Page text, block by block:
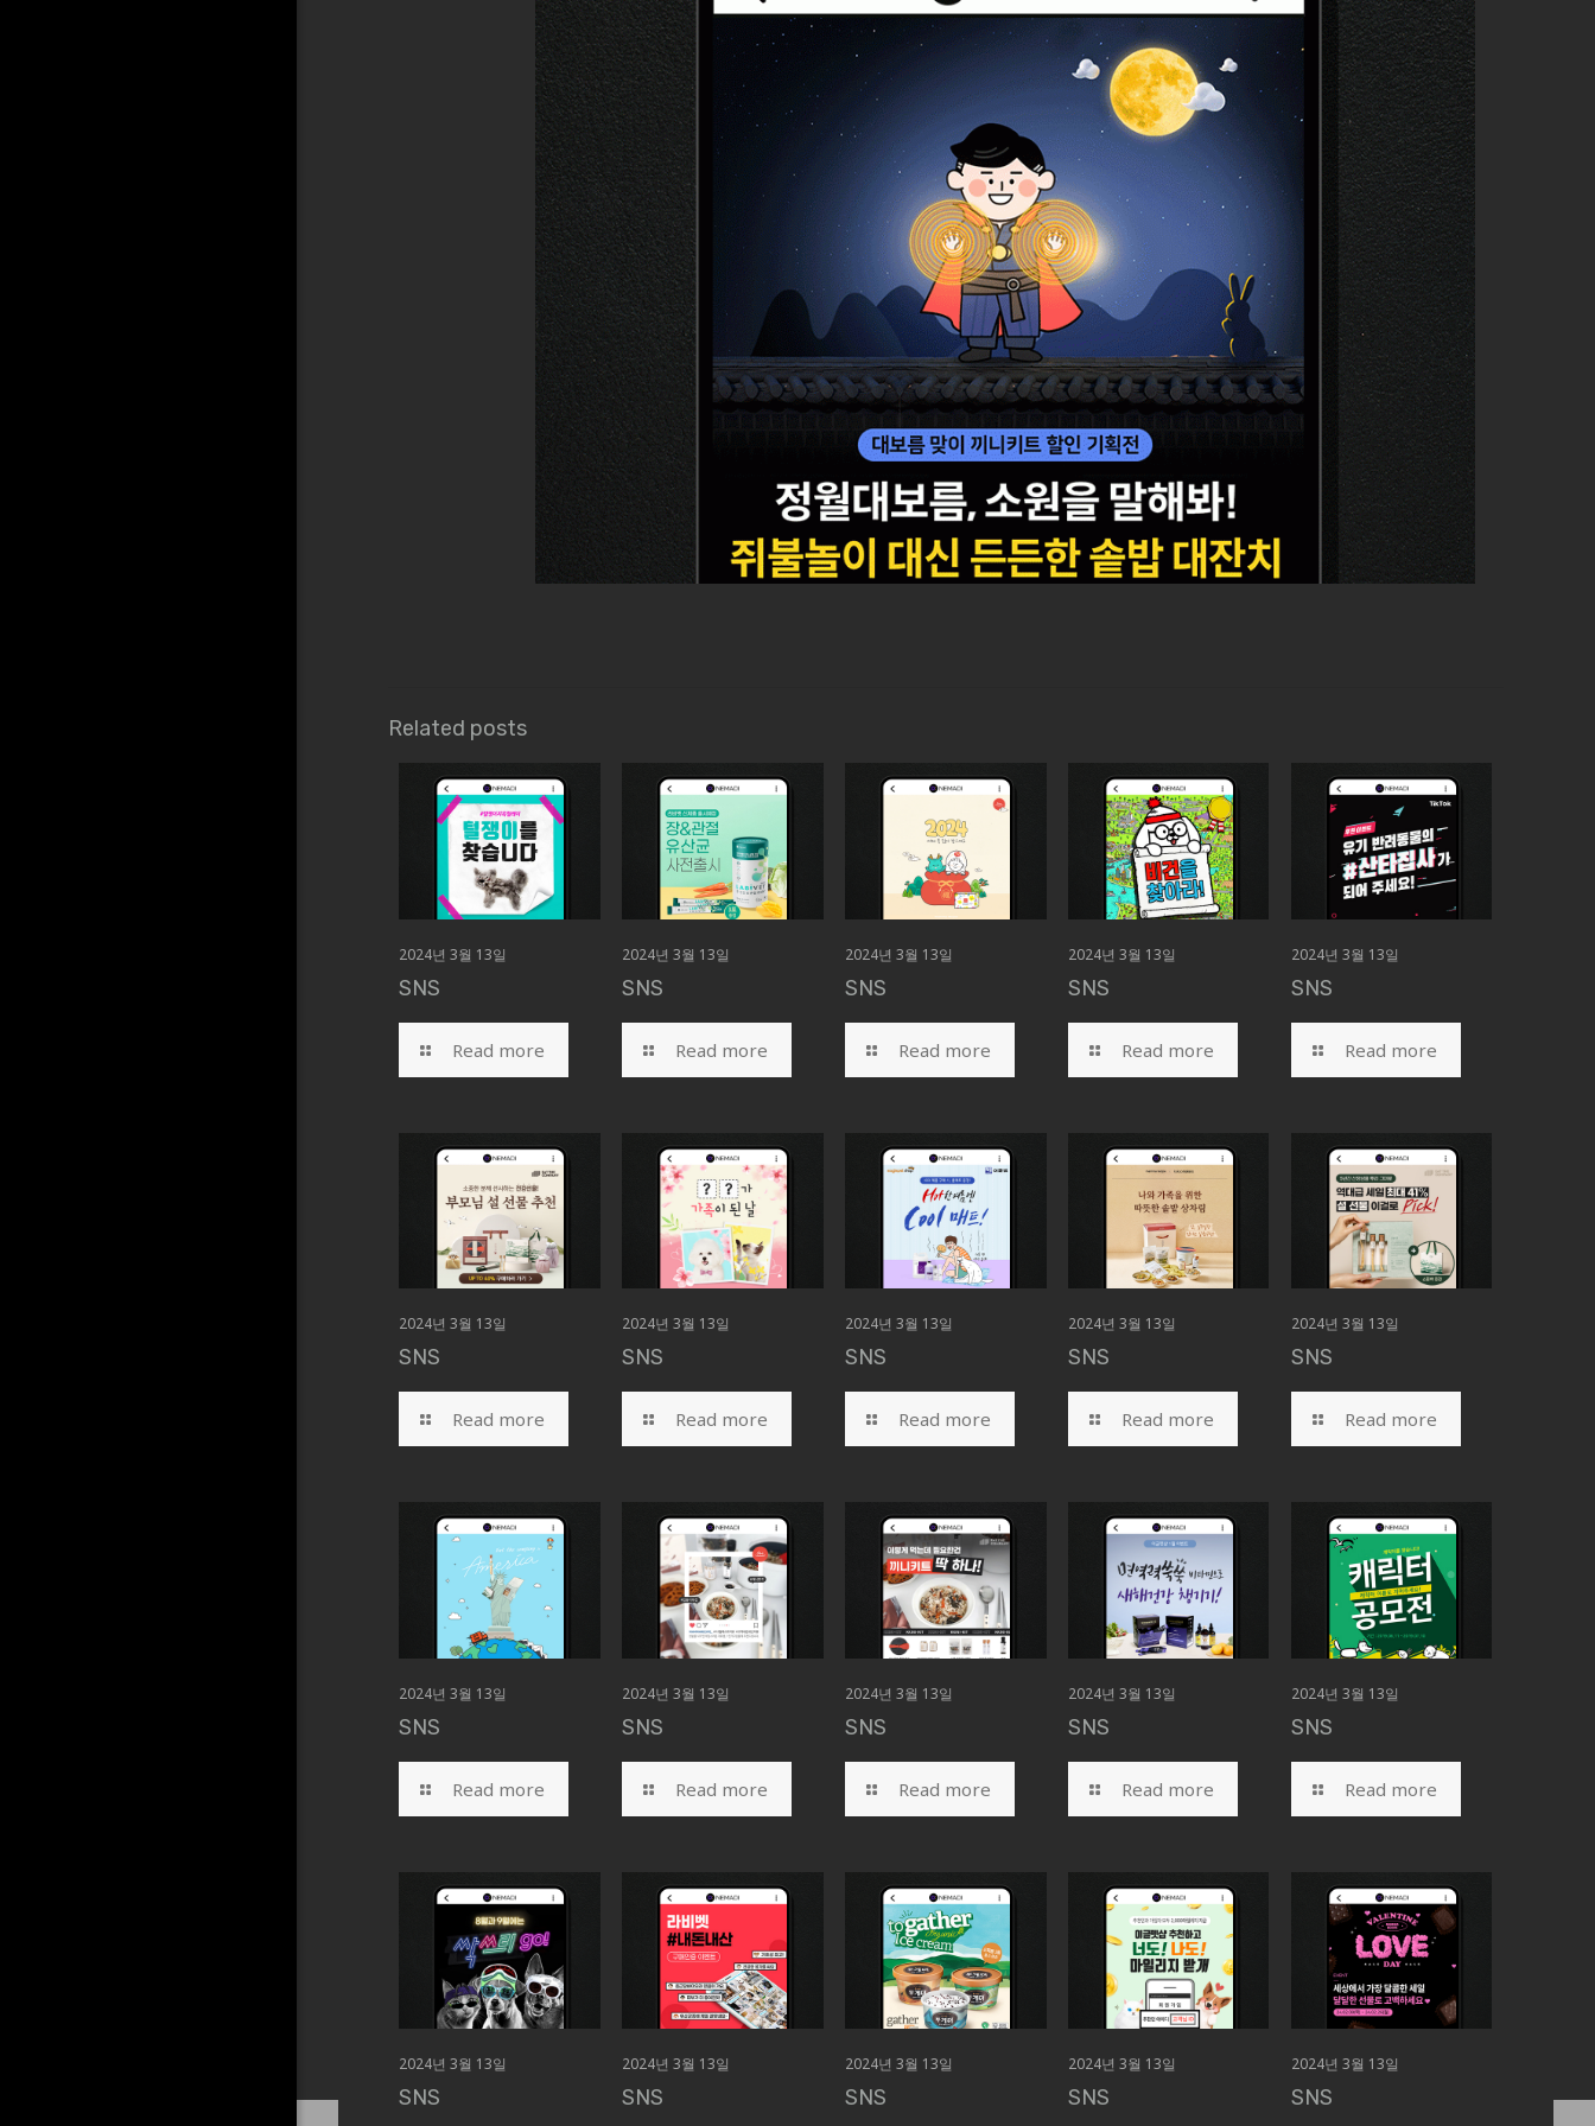
Related posts
2024년 3월 13일
SNS
Read more
2024년 3월 13일
SNS
Read more
2024년 3월 13일
SNS
Read more
2024년 3월 13일
SNS
Read more
2024년 3월 13일
SNS
Read more
2024년 3월 13일
SNS
Read more
2024년 3월 13일
SNS
Read more
2024년 3월 13일
SNS
Read more
2024년 3월 13일
SNS
Read more
2024년 3월 13일
SNS
Read more
2024년 3월 13일
SNS
Read more
2024년 3월 13일
SNS
Read more
2024년 3월 13일
SNS
Read more
2024년 3월 13일
SNS
Read more
2024년 3월 13일
SNS
Read more
2024년 3월 13일
SNS
2024년 3월 13일
SNS
2024년 3월 13일
SNS
2024년 3월 13일
SNS
2024년 3월 13일
SNS